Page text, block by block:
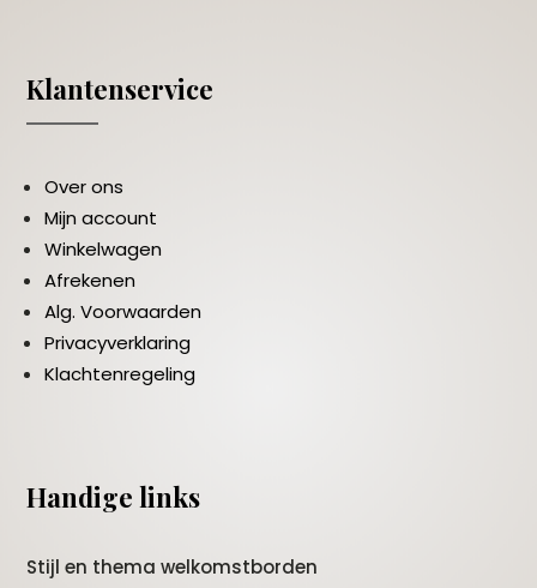
Klantenservice
Over ons
Mijn account
Winkelwagen
Afrekenen
Alg. Voorwaarden
Privacyverklaring
Klachtenregeling
Handige links
Stijl en thema welkomstborden